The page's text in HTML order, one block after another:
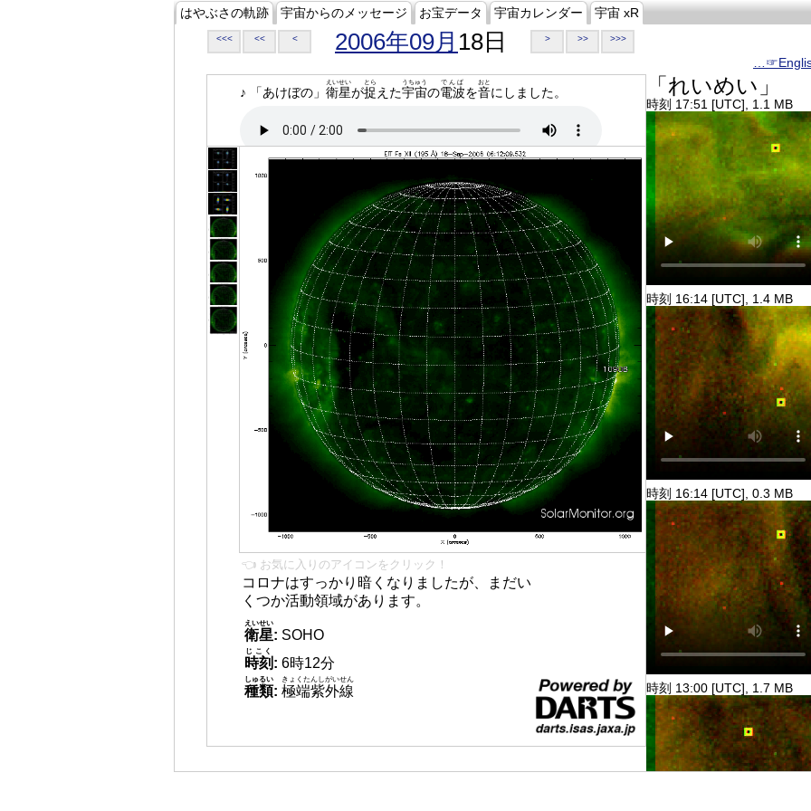
はやぶさの軌跡 宇宙からのメッセージ お宝データ 宇宙カレンダー 宇宙 xR
<<< << < 2006年09月 18日 > >> >>>
♪ 「あけぼの」 衛星
えいせい
が捉
とら
えた宇宙
うちゅう
の電波
でんぱ
を音
おと
にしました。
👈 お気に入りのアイコンをクリック！
コロナはすっかり暗くなりましたが、まだい
くつか活動領域があります。
衛星
えいせい
: SOHO
時刻
じこく
: 6時12分
種類
しゅるい
: 極端紫外線
きょくたんしがいせん
「れいめい」
時刻 17:51 [UTC], 1.1 MB
時刻 16:14 [UTC], 1.4 MB
時刻 16:14 [UTC], 0.3 MB
時刻 13:00 [UTC], 1.7 MB